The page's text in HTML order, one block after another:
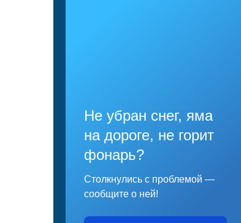
Не убран снег, яма
на дороге, не горит
фонарь?
Столкнулись с проблемой —
сообщите о ней!